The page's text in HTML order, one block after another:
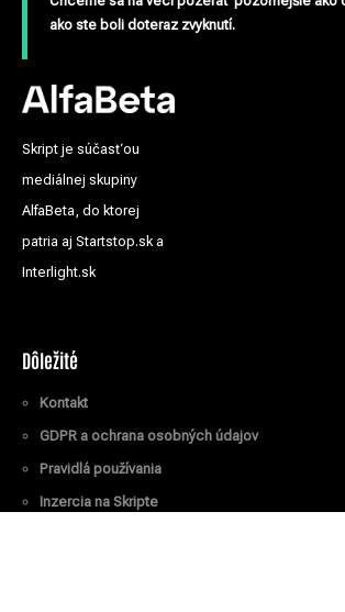
ako ste boli doteraz zvyknutí.
Skript je súčasťou
mediálnej skupiny
AlfaBeta, do ktorej
patria aj Startstop.sk a
Interlight.sk
Dôležité
Kontakt
GDPR a ochrana osobných údajov
Pravidlá používania
Inzercia na Skripte